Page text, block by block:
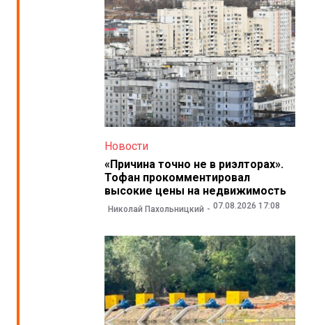
Новости
«Причина точно не в риэлторах».
Тофан прокомментировал
высокие цены на недвижимость
Николай Пахольницкий 07.08.2026 17:08